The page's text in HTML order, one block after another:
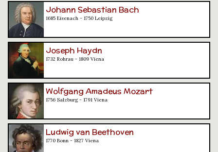
Johann Sebastian Bach
1685 Eisenach - 1750 Leipzig
Joseph Haydn
1732 Rohrau - 1809 Viena
Wolfgang Amadeus Mozart
1756 Salzburg - 1791 Viena
Ludwig van Beethoven
1770 Bonn - 1827 Viena